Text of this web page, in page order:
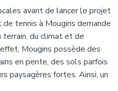
avant de lancer le projet
tennis à Mougins demande
terrain, du climat et de
Mougins possède des
en pente, des sols parfois
paysagères fortes. Ainsi, un